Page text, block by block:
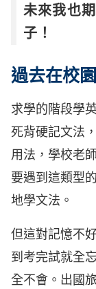
未來我也
子！
過去在校
求學的階段學
死背硬記文法
用法，學校老
要遇到這類型
地學文法。
但這對記憶不
到考完試就全
全不會。出國